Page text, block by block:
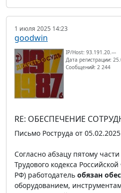
1 июля 2025 14:23
goodwin
IP/Host: 93.191.20.---
Дата регистрации:
Сообщений: 2 244
RE: ОБЕСПЕЧЕНИЕ
Письмо Роструда от
Согласно абзацу пятому
Трудового кодекса
РФ) работодатель обязан
оборудованием,